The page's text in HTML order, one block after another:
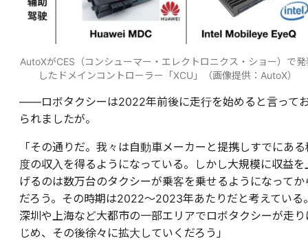
AutoXがCES（コンシューマー・エレクトロニクス・ショー）で発
したドメインコントローラー「XCU」（画像提供：AutoX）
――ロボタクシーは2022年前後に走行を始めると言って
られましたが。
「その通りだ。我々は自動車メーカーと提携しすでにある
度の収入を得るようになっている。しかし大規模に収益を
げるのは数万台のタクシーが乗客を乗せるようになってか
だろう。その時期は2022～2023年あたりだと考えている
深圳や上海など大都市の一部エリアでロボタクシーが走り
じめ、その後徐々に拡大していくだろう」